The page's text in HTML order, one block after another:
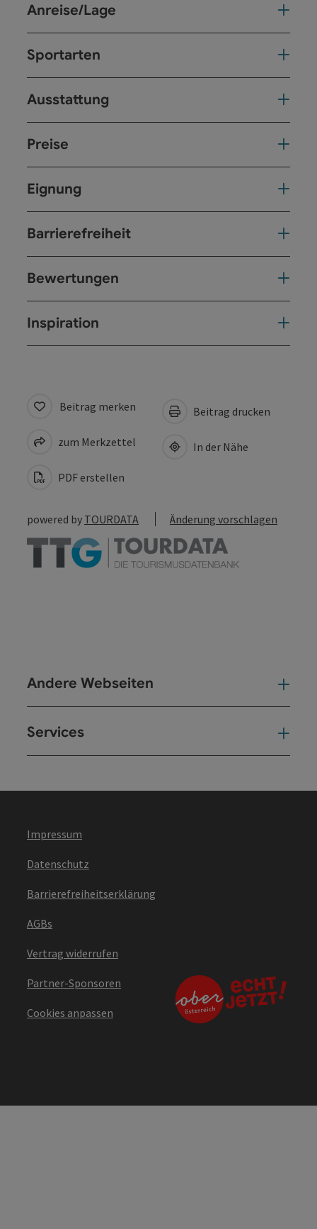
Anreise/Lage
Sportarten
Ausstattung
Preise
Eignung
Barrierefreiheit
Bewertungen
Inspiration
Beitrag merken
zum Merkzettel
PDF erstellen
Beitrag drucken
In der Nähe
powered by TOURDATA Änderung vorschlagen
Andere Webseiten
Services
Impressum
Datenschutz
Barrierefreiheitserklärung
AGBs
Vertrag widerrufen
Partner-Sponsoren
Cookies anpassen